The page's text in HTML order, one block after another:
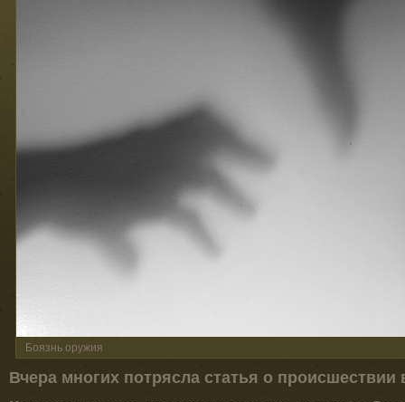
Боязнь оружия
Вчера многих потрясла статья о происшествии